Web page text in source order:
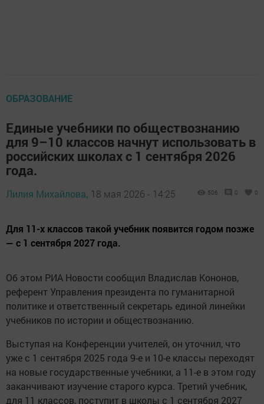
ОБРАЗОВАНИЕ
Единые учебники по обществознанию
для 9–10 классов начнут использовать в
российских школах с 1 сентября 2026
года.
Лилия Михайлова, 18 мая 2026 - 14:25 506 0 0
Для 11-х классов такой учебник появится годом позже
— с 1 сентября 2027 года.
Об этом РИА Новости сообщил Владислав Кононов,
референт Управления президента по гуманитарной
политике и ответственный секретарь единой линейки
учебников по истории и обществознанию.
Выступая на Конференции учителей, он уточнил, что
уже с 1 сентября 2025 года 9-е и 10-е классы переходят
на новые государственные учебники, а 11-е в этом году
заканчивают изучение старого курса. Третий учебник,
для 11 классов, поступит в школы с 1 сентября 2027